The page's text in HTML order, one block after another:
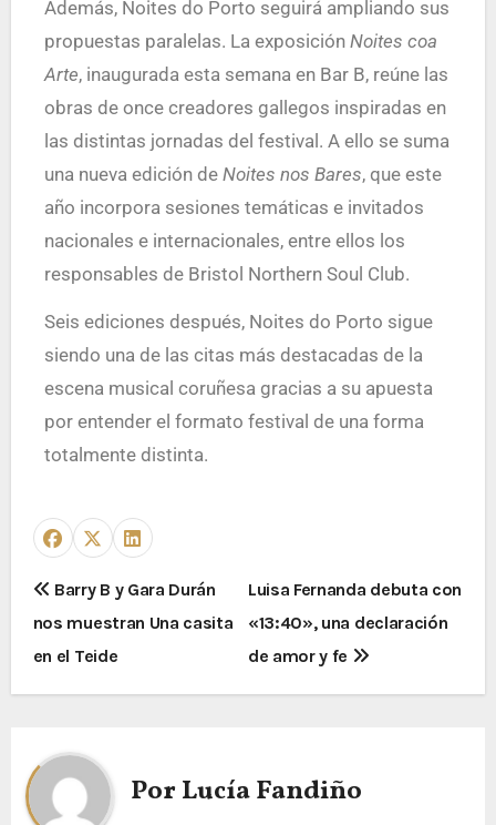
Además, Noites do Porto seguirá ampliando sus
propuestas paralelas. La exposición Noites coa
Arte, inaugurada esta semana en Bar B, reúne las
obras de once creadores gallegos inspiradas en
las distintas jornadas del festival. A ello se suma
una nueva edición de Noites nos Bares, que este
año incorpora sesiones temáticas e invitados
nacionales e internacionales, entre ellos los
responsables de Bristol Northern Soul Club.
Seis ediciones después, Noites do Porto sigue
siendo una de las citas más destacadas de la
escena musical coruñesa gracias a su apuesta
por entender el formato festival de una forma
totalmente distinta.
Barry B y Gara Durán
nos muestran Una casita
en el Teide
Luisa Fernanda debuta con
«13:40», una declaración
de amor y fe
PorLucía Fandiño